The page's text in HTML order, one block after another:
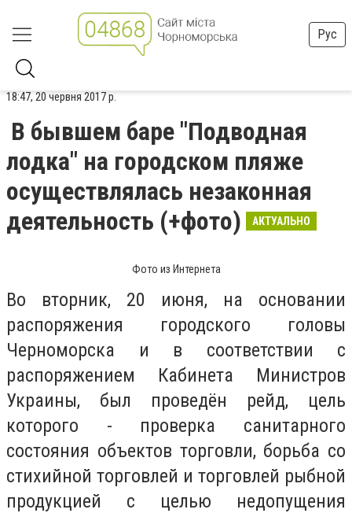
Рус
18:47, 20 червня 2017 р.
В бывшем баре "Подводная
лодка" на городском пляже
осуществлялась незаконная
деятельность (+фото)
АКТУАЛЬНО
Фото из Интернета
Во вторник, 20 июня, на основании
распоряжения городского головы
Черноморска и в соответствии с
распоряжением Кабинета Министров
Украины, был проведён рейд, цель
которого - проверка санитарного
состояния объектов торговли, борьба со
стихийной торговлей и торговлей рыбной
продукцией с целью недопущения